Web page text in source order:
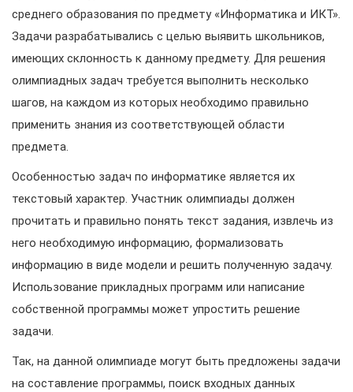
среднего образования по предмету «Информатика и ИКТ».
Задачи разрабатывались с целью выявить школьников,
имеющих склонность к данному предмету. Для решения
олимпиадных задач требуется выполнить несколько
шагов, на каждом из которых необходимо правильно
применить знания из соответствующей области
предмета.
Особенностью задач по информатике является их
текстовый характер. Участник олимпиады должен
прочитать и правильно понять текст задания, извлечь из
него необходимую информацию, формализовать
информацию в виде модели и решить полученную задачу.
Использование прикладных программ или написание
собственной программы может упростить решение
задачи.
Так, на данной олимпиаде могут быть предложены задачи
на составление программы, поиск входных данных